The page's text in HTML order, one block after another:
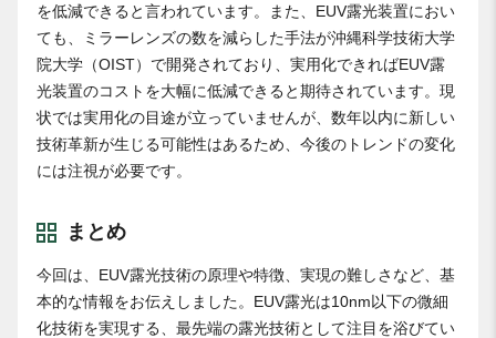
を低減できると言われています。また、EUV露光装置におい
ても、ミラーレンズの数を減らした手法が沖縄科学技術大学
院大学（OIST）で開発されており、実用化できればEUV露
光装置のコストを大幅に低減できると期待されています。現
状では実用化の目途が立っていませんが、数年以内に新しい
技術革新が生じる可能性はあるため、今後のトレンドの変化
には注視が必要です。
まとめ
今回は、EUV露光技術の原理や特徴、実現の難しさなど、基
本的な情報をお伝えしました。EUV露光は10nm以下の微細
化技術を実現する、最先端の露光技術として注目を浴びてい